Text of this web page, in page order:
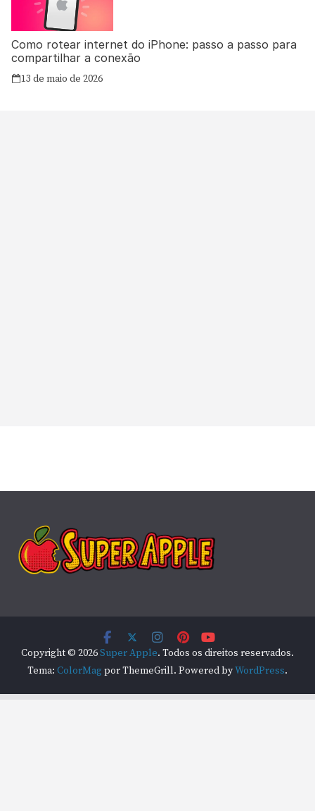
Como rotear internet do iPhone: passo a passo para
compartilhar a conexão
13 de maio de 2026
Copyright © 2026Super Apple. Todos os direitos reservados.
Tema: ColorMag por ThemeGrill. Powered byWordPress.